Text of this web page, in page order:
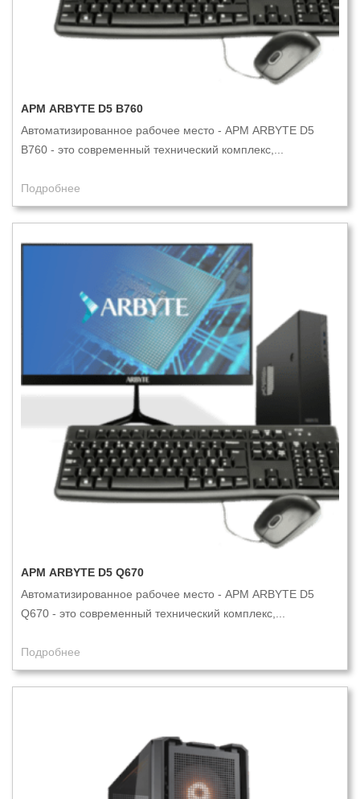
АРМ ARBYTE D5 B760
Автоматизированное рабочее место - АРМ ARBYTE D5
B760 - это современный технический комплекс,...
Подробнее
АРМ ARBYTE D5 Q670
Автоматизированное рабочее место - АРМ ARBYTE D5
Q670 - это современный технический комплекс,...
Подробнее